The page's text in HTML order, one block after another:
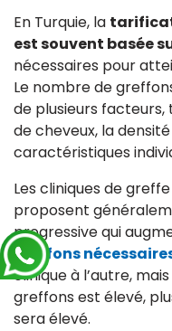
En Turquie, la
est souvent basée
nécessaires pour
Le nombre de
de plusieurs facteurs,
de cheveux, la
caractéristiques
Les cliniques de
proposent
progressive qui
greffons
clinique à l’autre,
greffons est élevé,
sera élevé.